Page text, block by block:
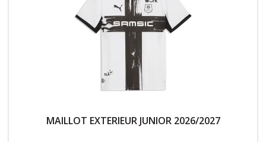
MAILLOT EXTERIEUR JUNIOR 2026/2027